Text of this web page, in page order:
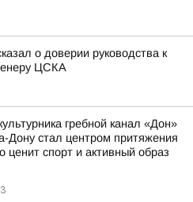
о доверии руководства к
ЦСКА
гребной канал «Дон»
Дону стал центром притяжения
ценит спорт и активный образ